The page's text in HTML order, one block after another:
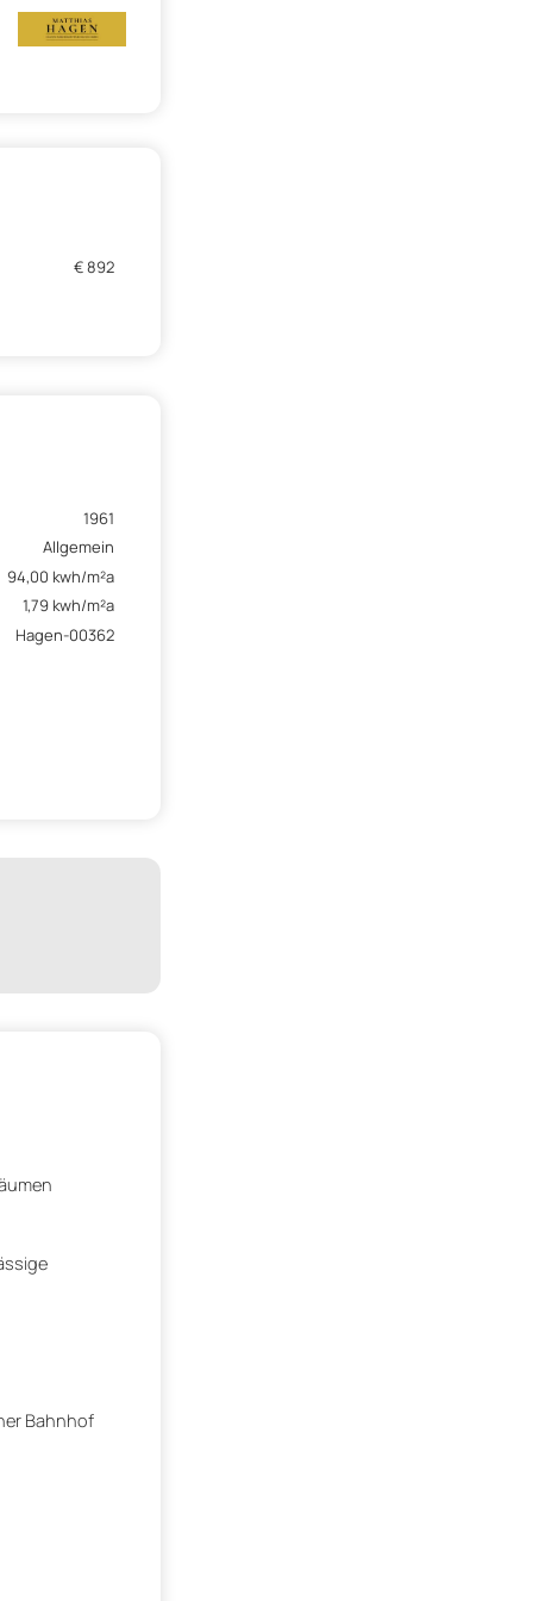
€ 892
1961
Allgemein
94,00 kwh/m²a
1,79 kwh/m²a
Hagen-00362
Bahnhof